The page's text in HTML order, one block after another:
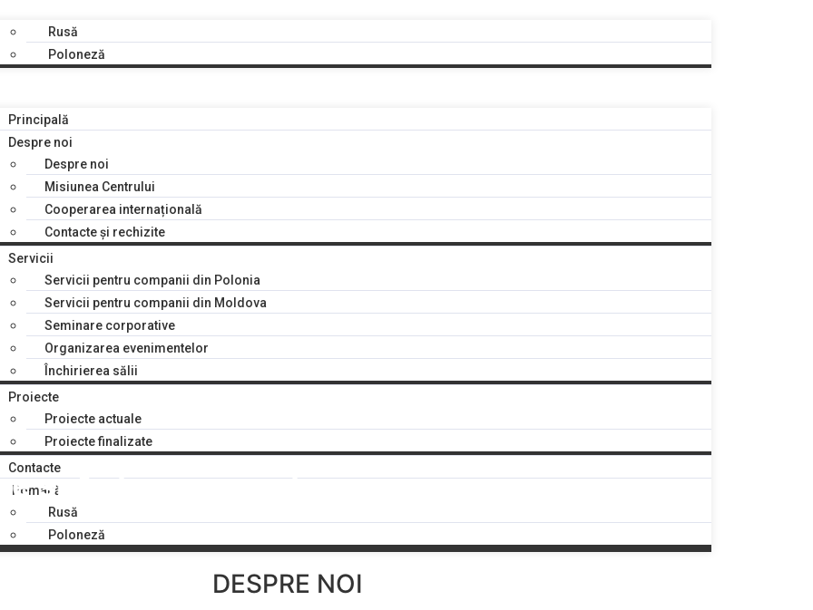
Rusă
Poloneză
Principală
Despre noi
Despre noi
Misiunea Centrului
Cooperarea internațională
Contacte și rechizite
Servicii
Servicii pentru companii din Polonia
Servicii pentru companii din Moldova
Seminare corporative
Organizarea evenimentelor
Închirierea sălii
Proiecte
Proiecte actuale
Proiecte finalizate
Contacte
Română
Rusă
Poloneză
și Antreprenoriat
polonez care își desfășoară cu succes afacerea în Republica Moldova de mai bine de 10 ani.
DESPRE NOI